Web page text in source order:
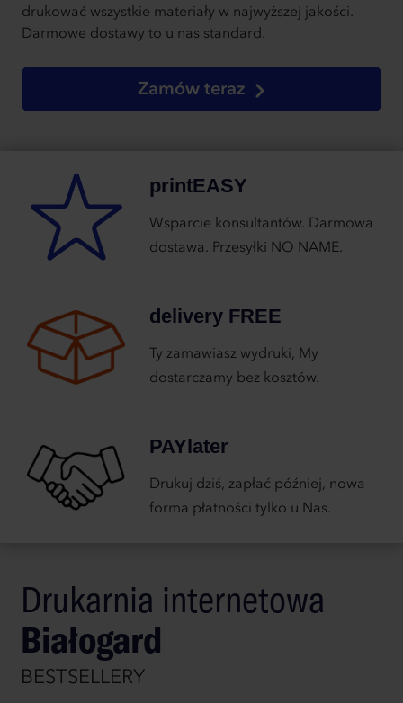
drukować wszystkie materiały w najwyższej jakości.
Darmowe dostawy to u nas standard.
Zamów teraz
printEASY
Wsparcie konsultantów. Darmowa
dostawa. Przesyłki NO NAME.
delivery FREE
Ty zamawiasz wydruki, My
dostarczamy bez kosztów.
PAYlater
Drukuj dziś, zapłać później, nowa
forma płatności tylko u Nas.
Drukarnia internetowa
Białogard
BESTSELLERY